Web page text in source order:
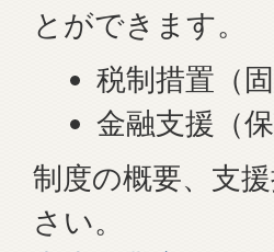
とができます。
税制措置（
金融支援（
制度の概要、支
さい。